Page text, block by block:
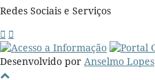
Redes Sociais e Serviços
Desenvolvido por Anselmo Lopes